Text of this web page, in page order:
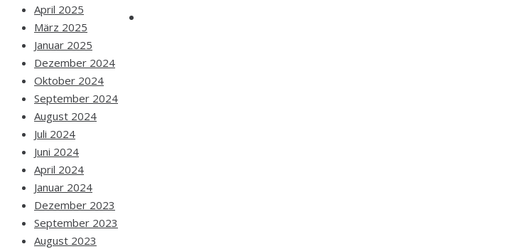
April 2025
März 2025
Januar 2025
Dezember 2024
Oktober 2024
September 2024
August 2024
Juli 2024
Juni 2024
April 2024
Januar 2024
Dezember 2023
September 2023
August 2023